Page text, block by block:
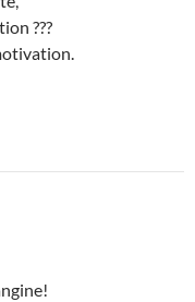
???